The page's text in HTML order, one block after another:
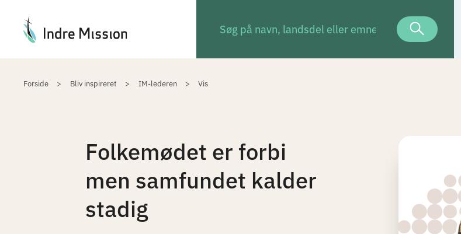
Forside Bliv inspireret IM-lederen Vis
Folkemødet er forbi
men samfundet kalder
stadig